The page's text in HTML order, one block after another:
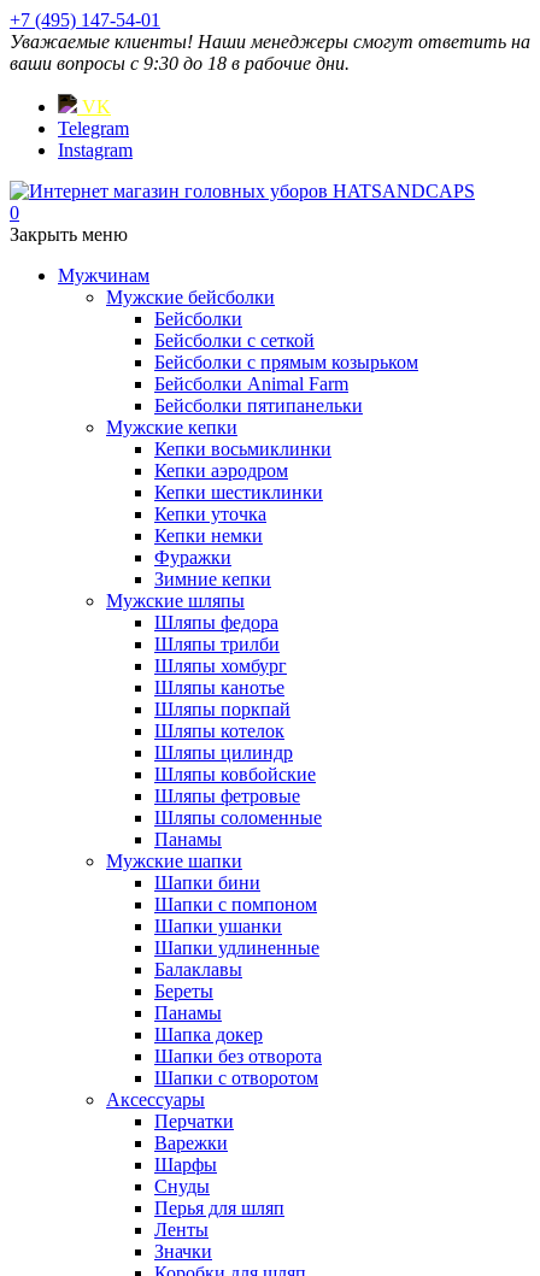
+7 (495) 147-54-01
Уважаемые клиенты! Наши менеджеры смогут ответить на
ваши вопросы с 9:30 до 18 в рабочие дни.
VK
Telegram
Instagram
0
Закрыть меню
Мужчинам
Мужские бейсболки
Бейсболки
Бейсболки с сеткой
Бейсболки с прямым козырьком
Бейсболки Animal Farm
Бейсболки пятипанельки
Мужские кепки
Кепки восьмиклинки
Кепки аэродром
Кепки шестиклинки
Кепки уточка
Кепки немки
Фуражки
Зимние кепки
Мужские шляпы
Шляпы федора
Шляпы трилби
Шляпы хомбург
Шляпы канотье
Шляпы поркпай
Шляпы котелок
Шляпы цилиндр
Шляпы ковбойские
Шляпы фетровые
Шляпы соломенные
Панамы
Мужские шапки
Шапки бини
Шапки с помпоном
Шапки ушанки
Шапки удлиненные
Балаклавы
Береты
Панамы
Шапка докер
Шапки без отворота
Шапки с отворотом
Аксессуары
Перчатки
Варежки
Шарфы
Снуды
Перья для шляп
Ленты
Значки